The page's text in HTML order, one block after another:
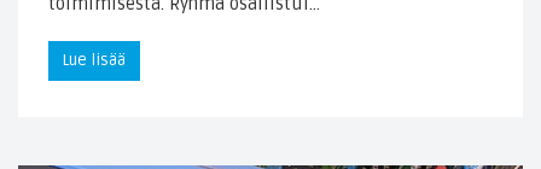
Lue lisää